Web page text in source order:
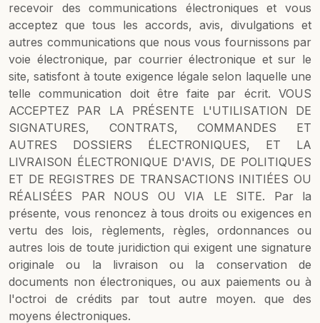
recevoir des communications électroniques et vous
acceptez que tous les accords, avis, divulgations et
autres communications que nous vous fournissons par
voie électronique, par courrier électronique et sur le
site, satisfont à toute exigence légale selon laquelle une
telle communication doit être faite par écrit. VOUS
ACCEPTEZ PAR LA PRÉSENTE L'UTILISATION DE
SIGNATURES, CONTRATS, COMMANDES ET
AUTRES DOSSIERS ÉLECTRONIQUES, ET LA
LIVRAISON ÉLECTRONIQUE D'AVIS, DE POLITIQUES
ET DE REGISTRES DE TRANSACTIONS INITIÉES OU
RÉALISÉES PAR NOUS OU VIA LE SITE. Par la
présente, vous renoncez à tous droits ou exigences en
vertu des lois, règlements, règles, ordonnances ou
autres lois de toute juridiction qui exigent une signature
originale ou la livraison ou la conservation de
documents non électroniques, ou aux paiements ou à
l'octroi de crédits par tout autre moyen. que des
moyens électroniques.